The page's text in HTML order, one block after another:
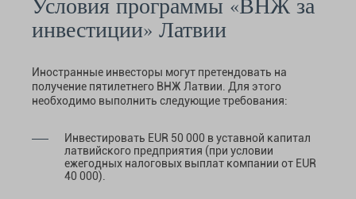
Условия программы «ВНЖ за
инвестиции» Латвии
Иностранные инвесторы могут претендовать на
получение пятилетнего ВНЖ Латвии. Для этого
необходимо выполнить следующие требования:
Инвестировать EUR 50 000 в уставной капитал
латвийского предприятия (при условии
ежегодных налоговых выплат компании от EUR
40 000).